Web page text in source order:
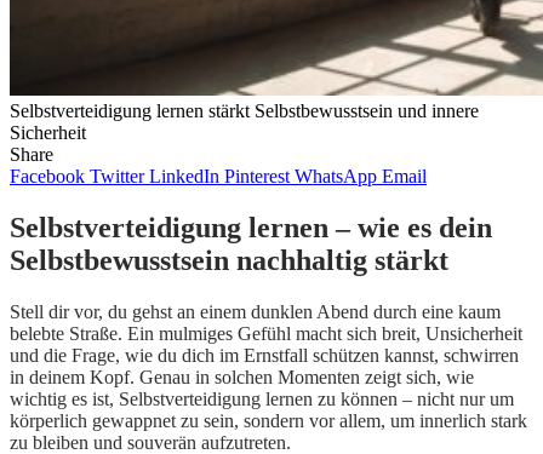
Selbstverteidigung lernen stärkt Selbstbewusstsein und innere
Sicherheit
Share
Facebook Twitter LinkedIn Pinterest WhatsApp Email
Selbstverteidigung lernen – wie es dein
Selbstbewusstsein nachhaltig stärkt
Stell dir vor, du gehst an einem dunklen Abend durch eine kaum
belebte Straße. Ein mulmiges Gefühl macht sich breit, Unsicherheit
und die Frage, wie du dich im Ernstfall schützen kannst, schwirren
in deinem Kopf. Genau in solchen Momenten zeigt sich, wie
wichtig es ist, Selbstverteidigung lernen zu können – nicht nur um
körperlich gewappnet zu sein, sondern vor allem, um innerlich stark
zu bleiben und souverän aufzutreten.